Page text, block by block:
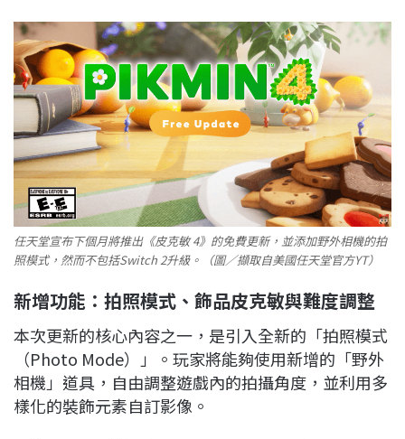
任天堂宣布下個月將推出《皮克敏 4》的免費更新，並添加野外相機的拍
照模式，然而不包括Switch 2升級。（圖／擷取自美國任天堂官方YT）
新增功能：拍照模式、飾品皮克敏與難度調整
本次更新的核心內容之一，是引入全新的「拍照模式
（Photo Mode）」。玩家將能夠使用新增的「野外
相機」道具，自由調整遊戲內的拍攝角度，並利用多
樣化的裝飾元素自訂影像。